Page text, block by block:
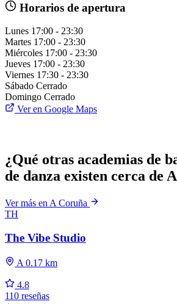
Horarios de apertura
Lunes 17:00 - 23:30
Martes 17:00 - 23:30
Miércoles 17:00 - 23:30
Jueves 17:00 - 23:30
Viernes 17:30 - 23:30
Sábado Cerrado
Domingo Cerrado
Ver en Google Maps
¿Qué otras academias de
de danza existen cerca de
Ver más en A Coruña
TH
The Vibe Studio
A 0.17 km
4.8
110 reseñas